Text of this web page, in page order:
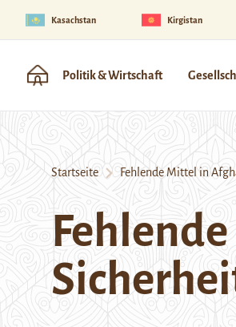
Kasachstan Kirgistan
Politik & Wirtschaft
Startseite Fehlende Mittel in